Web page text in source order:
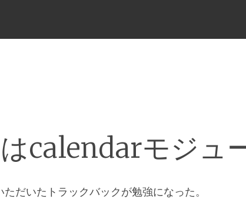
calendarモジュ
ただいたトラックバックが勉強になった。